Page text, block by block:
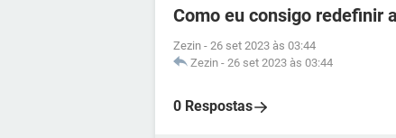
Como eu consigo redefinir
Zezin - 26 set 2023 às 03:44
Zezin - 26 set 2023 às 03:44
0 Respostas